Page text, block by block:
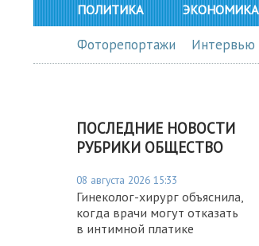
ПОЛИТИКА ЭКОНОМИКА
Фоторепортажи Интервью
ПОСЛЕДНИЕ НОВОСТИ
РУБРИКИ ОБЩЕСТВО
08 августа 2026 15:33
Гинеколог-хирург объяснила,
когда врачи могут отказать
в интимной платике